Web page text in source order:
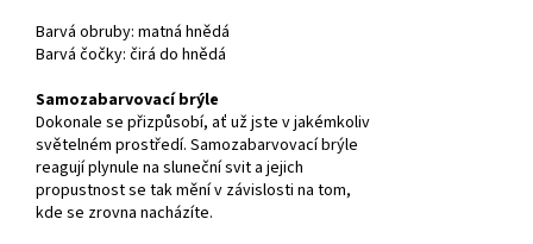
Barvá obruby: matná hnědá
Barvá čočky: čirá do hnědá
Samozabarvovací brýle
Dokonale se přizpůsobí, ať už jste v jakémkoliv
světelném prostředí. Samozabarvovací brýle
reagují plynule na sluneční svit a jejich
propustnost se tak mění v závislosti na tom,
kde se zrovna nacházíte.